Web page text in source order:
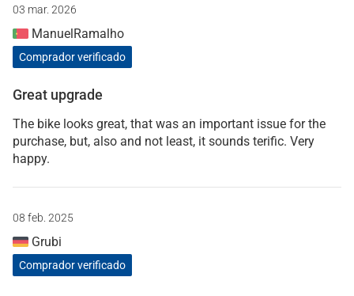
03 mar. 2026
ManuelRamalho
Comprador verificado
Great upgrade
The bike looks great, that was an important issue for the
purchase, but, also and not least, it sounds terific. Very
happy.
08 feb. 2025
Grubi
Comprador verificado